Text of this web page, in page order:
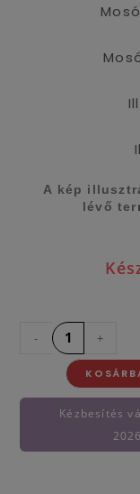
A kép
lévő
- +
Kézbesítés